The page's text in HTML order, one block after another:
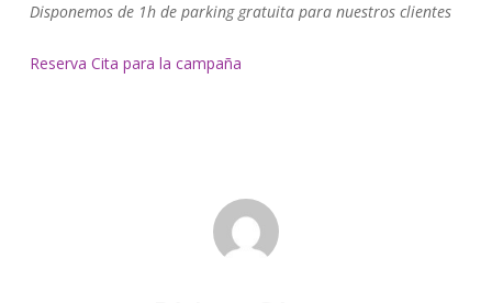
Disponemos de 1h de parking gratuita para nuestros clientes
Reserva Cita para la campaña